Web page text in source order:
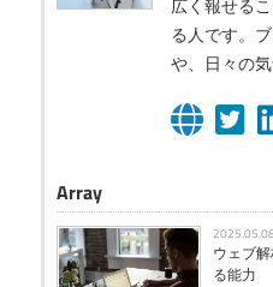
広く報せる
る人です。
や、日々の
Array
2025.05.08
ウェブ
る能力